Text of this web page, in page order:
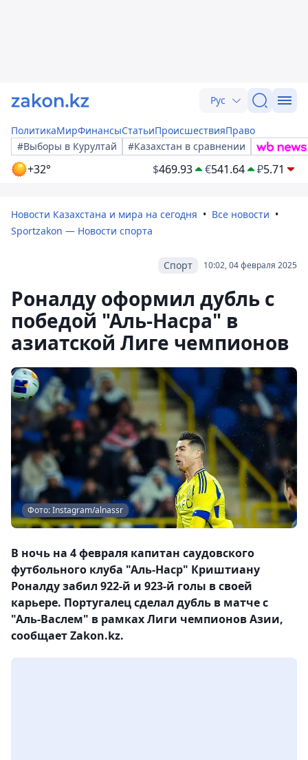
Рус
ПолитикаМирФинансыСтатьиПроисшествияПраво
#Выборы в Курултай
#Казахстан в сравнении
+32° $469.93 €541.64 ₽5.71
Новости Казахстана и мира на сегодня
Все новости
Sportzakon — Новости спорта
10:02, 04 февраля 2025
Спорт
Роналду оформил дубль с
победой "Аль-Насра" в
азиатской Лиге чемпионов
Фото: Instagram/alnassr
В ночь на 4 февраля капитан саудовского
футбольного клуба "Аль-Наср" Криштиану
Роналду забил 922-й и 923-й голы в своей
карьере. Португалец сделал дубль в матче с
"Аль-Васлем" в рамках Лиги чемпионов Азии,
сообщает Zakon.kz.